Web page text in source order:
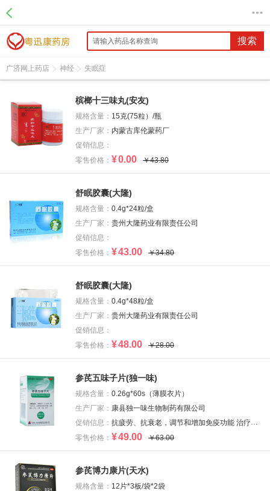
搜索
广济网上药店 神经 失眠症
槟榔十三味丸(安友)
规格含量： 15克(75粒）/瓶
生产厂家： 内蒙古库伦蒙药厂
促销信息：
零售价格： ¥0.00 ￥43.80
舒眠胶囊(大隆)
规格含量： 0.4g*24粒/盒
生产厂家： 贵州大隆药业有限责任公司
促销信息：
零售价格： ¥43.00 ￥34.80
舒眠胶囊(大隆)
规格含量： 0.4g*48粒/盒
生产厂家： 贵州大隆药业有限责任公司
促销信息：
零售价格： ¥48.00 ￥28.00
参芪五味子片(独一味)
规格含量： 0.26g*60s（薄膜衣片）
生产厂家： 康县独一味生物制药有限公司
促销信息： 抗疲劳、抗衰老，调节和增加免疫功能 治疗失眠效果好
零售价格： ¥49.00 ￥63.00
参芪博力康片(天水)
规格含量： 12片*3板/袋*2袋